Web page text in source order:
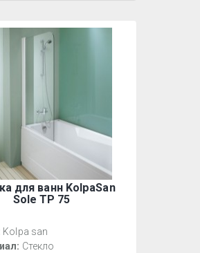
для ванн KolpaSan
Sole TP 75
Kolpa san
Стекло